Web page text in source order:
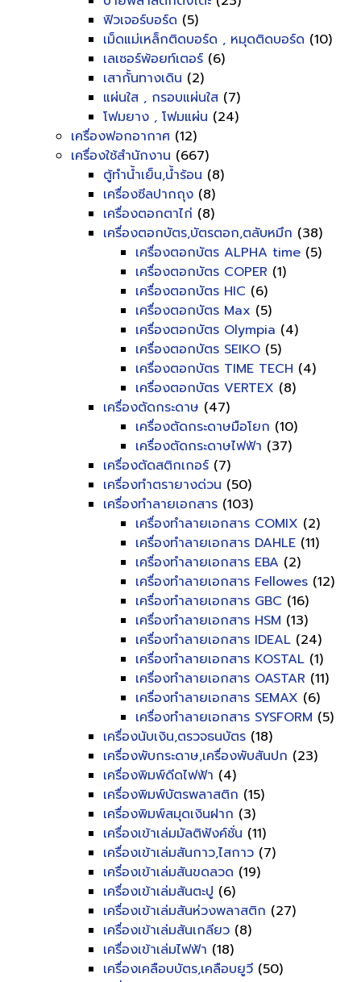
ฟิวเจอร์บอร์ด (5)
เม็ดแม่เหล็กติดบอร์ด , หมุดติดบอร์ด (10)
เลเซอร์พ้อยท์เตอร์ (6)
เสากั้นทางเดิน (2)
แผ่นใส , กรอบแผ่นใส (7)
โฟมยาง , โฟมแผ่น (24)
เครื่องฟอกอากาศ (12)
เครื่องใช้สำนักงาน (667)
ตู้ทำน้ำเย็น,น้ำร้อน (8)
เครื่องซีลปากถุง (8)
เครื่องตอกตาไก่ (8)
เครื่องตอกบัตร,บัตรตอก,ตลับหมึก (38)
เครื่องตอกบัตร ALPHA time (5)
เครื่องตอกบัตร COPER (1)
เครื่องตอกบัตร HIC (6)
เครื่องตอกบัตร Max (5)
เครื่องตอกบัตร Olympia (4)
เครื่องตอกบัตร SEIKO (5)
เครื่องตอกบัตร TIME TECH (4)
เครื่องตอกบัตร VERTEX (8)
เครื่องตัดกระดาษ (47)
เครื่องตัดกระดาษมือโยก (10)
เครื่องตัดกระดาษไฟฟ้า (37)
เครื่องตัดสติกเกอร์ (7)
เครื่องทำตรายางด่วน (50)
เครื่องทำลายเอกสาร (103)
เครื่องทำลายเอกสาร COMIX (2)
เครื่องทำลายเอกสาร DAHLE (11)
เครื่องทำลายเอกสาร EBA (2)
เครื่องทำลายเอกสาร Fellowes (12)
เครื่องทำลายเอกสาร GBC (16)
เครื่องทำลายเอกสาร HSM (13)
เครื่องทำลายเอกสาร IDEAL (24)
เครื่องทำลายเอกสาร KOSTAL (1)
เครื่องทำลายเอกสาร OASTAR (11)
เครื่องทำลายเอกสาร SEMAX (6)
เครื่องทำลายเอกสาร SYSFORM (5)
เครื่องนับเงิน,ตรวจธนบัตร (18)
เครื่องพับกระดาษ,เครื่องพับสันปก (23)
เครื่องพิมพ์ดีดไฟฟ้า (4)
เครื่องพิมพ์บัตรพลาสติก (15)
เครื่องพิมพ์สมุดเงินฝาก (3)
เครื่องเข้าเล่มมัลติฟังค์ชั่น (11)
เครื่องเข้าเล่มสันกาว,ไสกาว (7)
เครื่องเข้าเล่มสันขดลวด (19)
เครื่องเข้าเล่มสันตะปู (6)
เครื่องเข้าเล่มสันห่วงพลาสติก (27)
เครื่องเข้าเล่มสันเกลียว (8)
เครื่องเข้าเล่มไฟฟ้า (18)
เครื่องเคลือบบัตร,เคลือบยูวี (50)